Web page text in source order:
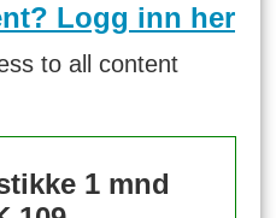
Logg inn her
to all content
1 mnd